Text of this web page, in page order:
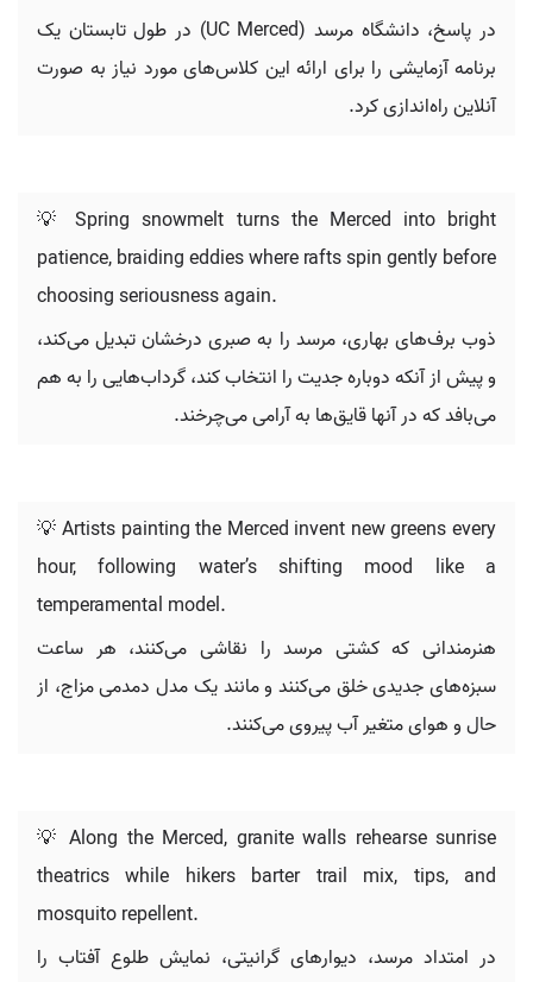
در پاسخ، دانشگاه مرسد (UC Merced) در طول تابستان یک
برنامه آزمایشی را برای ارائه این کلاس‌های مورد نیاز به صورت
آنلاین راه‌اندازی کرد.
💡 Spring snowmelt turns the Merced into bright
patience, braiding eddies where rafts spin gently before
choosing seriousness again.
ذوب برف‌های بهاری، مرسد را به صبری درخشان تبدیل می‌کند،
و پیش از آنکه دوباره جدیت را انتخاب کند، گرداب‌هایی را به هم
می‌بافد که در آنها قایق‌ها به آرامی می‌چرخند.
💡 Artists painting the Merced invent new greens every
hour, following water’s shifting mood like a
temperamental model.
هنرمندانی که کشتی مرسد را نقاشی می‌کنند، هر ساعت
سبزه‌های جدیدی خلق می‌کنند و مانند یک مدل دمدمی مزاج، از
حال و هوای متغیر آب پیروی می‌کنند.
💡 Along the Merced, granite walls rehearse sunrise
theatrics while hikers barter trail mix, tips, and
mosquito repellent.
در امتداد مرسد، دیوارهای گرانیتی، نمایش طلوع آفتاب را